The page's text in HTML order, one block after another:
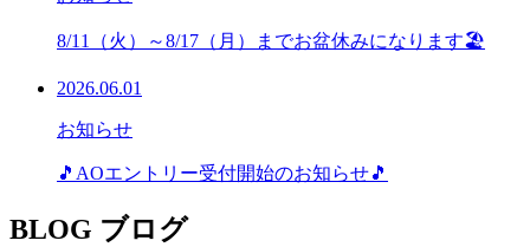
8/11（火）～8/17（月）までお盆休みになります🏖
2026.06.01
お知らせ
🎵AOエントリー受付開始のお知らせ🎵
BLOG ブログ